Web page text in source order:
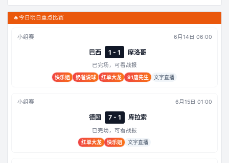
🔥今日明日重点比赛
小组赛 6月14日 06:00
巴西 1 - 1 摩洛哥
已完场，可看战报
快乐姐 奶爸说球 红单大龙 91唐先生 文字直播
小组赛 6月15日 01:00
德国 7 - 1 库拉索
已完场，可看战报
红单大龙 快乐姐 文字直播